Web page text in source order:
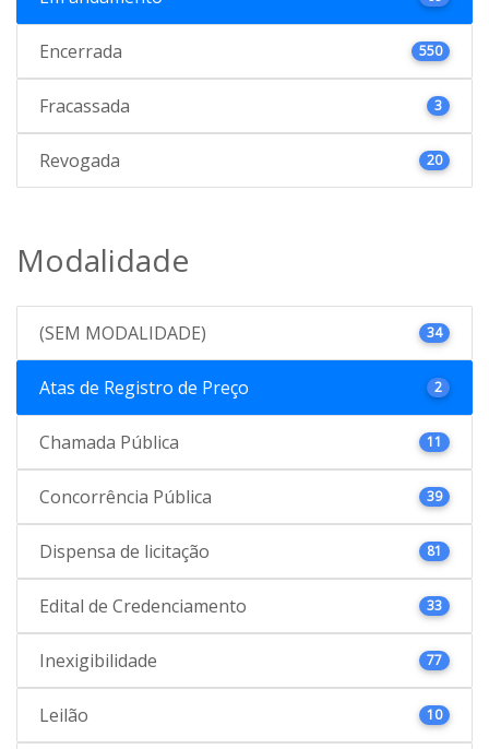
Encerrada 550
Fracassada 3
Revogada 20
Modalidade
(SEM MODALIDADE) 34
Atas de Registro de Preço 2
Chamada Pública 11
Concorrência Pública 39
Dispensa de licitação 81
Edital de Credenciamento 33
Inexigibilidade 77
Leilão 10